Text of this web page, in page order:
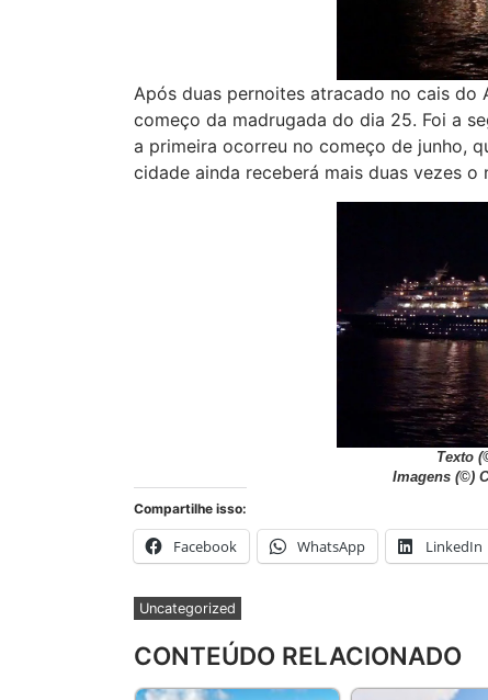
Após duas pernoites atracado no cais
começo da madrugada do dia 25. Foi a
a primeira ocorreu no começo de junho,
cidade ainda receberá mais duas vezes
Texto
Imagens (©)
Compartilhe isso:
Facebook WhatsApp LinkedIn
Uncategorized
CONTEÚDO RELACIONADO